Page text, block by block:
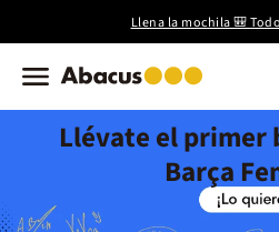
Llena la mochila 🎒
Llévate el primer
Barça